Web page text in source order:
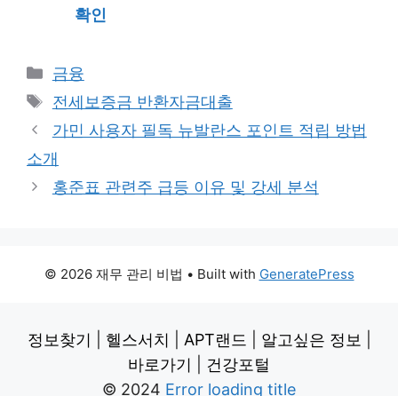
확인
Categories
금융
Tags
전세보증금 반환자금대출
가민 사용자 필독 뉴발란스 포인트 적립 방법
소개
홍준표 관련주 급등 이유 및 강세 분석
© 2026 재무 관리 비법 • Built with GeneratePress
정보찾기 헬스서치 APT랜드 알고싶은 정보
바로가기
건강포털
© 2024 Error loading title